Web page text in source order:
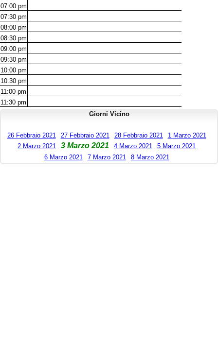
07:00 pm
07:30 pm
08:00 pm
08:30 pm
09:00 pm
09:30 pm
10:00 pm
10:30 pm
11:00 pm
11:30 pm
Giorni Vicino
26 Febbraio 2021 27 Febbraio 2021 28 Febbraio 2021
1 Marzo 2021
2 Marzo 2021
3 Marzo 2021 4 Marzo 2021
5 Marzo 2021
6 Marzo 2021
7 Marzo 2021 8 Marzo 2021